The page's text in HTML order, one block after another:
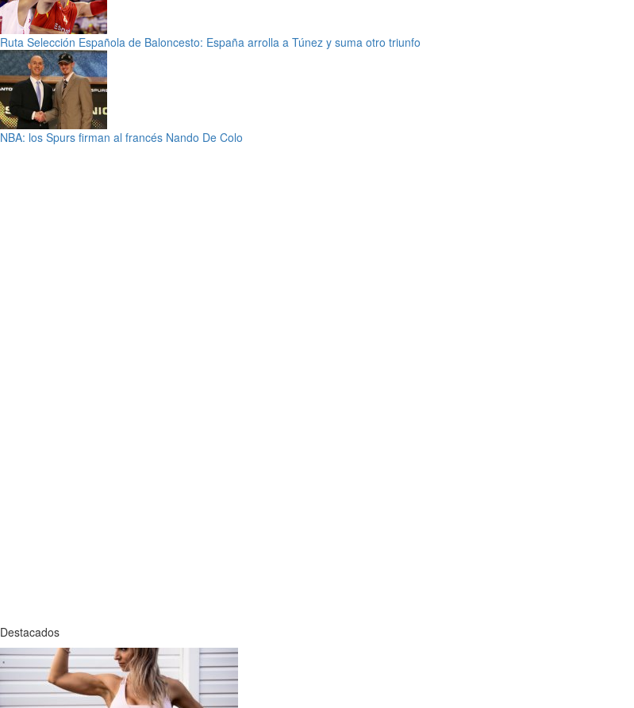
Ruta Selección Española de Baloncesto: España arrolla a Túnez y suma otro triunfo
NBA: los Spurs firman al francés Nando De Colo
Destacados